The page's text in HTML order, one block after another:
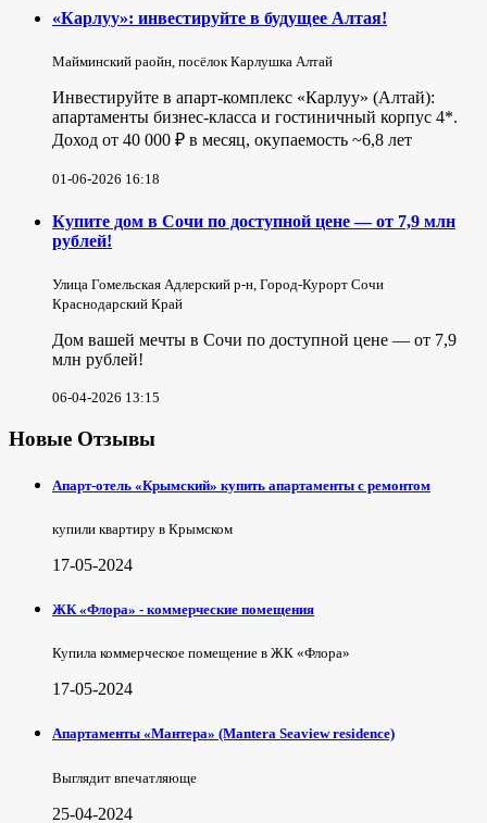
«Карлуу»: инвестируйте в будущее Алтая!
Майминский раойн, посёлок Карлушка Алтай
Инвестируйте в апарт-комплекс «Карлуу» (Алтай):
апартаменты бизнес-класса и гостиничный корпус 4*.
Доход от 40 000 ₽ в месяц, окупаемость ~6,8 лет
01-06-2026 16:18
Купите дом в Сочи по доступной цене — от 7,9 млн
рублей!
Улица Гомельская Адлерский р-н, Город-Курорт Сочи
Краснодарский Край
Дом вашей мечты в Сочи по доступной цене — от 7,9
млн рублей!
06-04-2026 13:15
Новые Отзывы
Апарт-отель «Крымский» купить апартаменты с ремонтом
купили квартиру в Крымском
17-05-2024
ЖК «Флора» - коммерческие помещения
Купила коммерческое помещение в ЖК «Флора»
17-05-2024
Апартаменты «Мантера» (Mantera Seaview rеsidence)
Выглядит впечатляюще
25-04-2024